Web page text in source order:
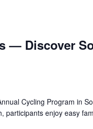
— Discover
Cycling Program in
participants enjoy easy